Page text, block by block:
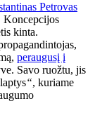
Petrovas
Koncepcijos
kinta.
peraugusį į
Savo ruožtu, jis
“, kuriame